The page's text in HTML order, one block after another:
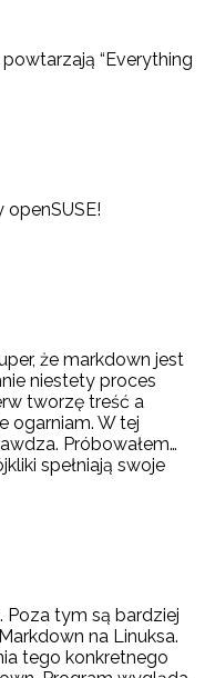
“Everything
że markdown jest
niestety proces
tworzę treść a
ogarniam. W tej
Próbowałem…
spełniają swoje
Poza tym są bardziej
na Linuksa.
tego konkretnego